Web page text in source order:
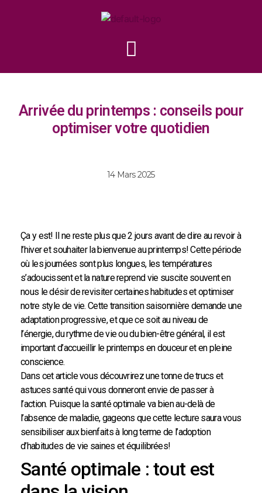
Arrivée du printemps : conseils pour
optimiser votre quotidien
14 Mars 2025
Ça y est! Il ne reste plus que 2 jours avant de dire au revoir à
l’hiver et souhaiter la bienvenue au printemps! Cette période
où les journées sont plus longues, les températures
s’adoucissent et la nature reprend vie suscite souvent en
nous le désir de revisiter certaines habitudes et optimiser
notre style de vie. Cette transition saisonnière demande une
adaptation progressive, et que ce soit au niveau de
l’énergie, du rythme de vie ou du bien-être général, il est
important d’accueillir le printemps en douceur et en pleine
conscience.
Dans cet article vous découvrirez une tonne de trucs et
astuces santé qui vous donneront envie de passer à
l’action. Puisque la santé optimale va bien au-delà de
l’absence de maladie, gageons que cette lecture saura vous
sensibiliser aux bienfaits à long terme de l’adoption
d’habitudes de vie saines et équilibrées!
Santé optimale : tout est